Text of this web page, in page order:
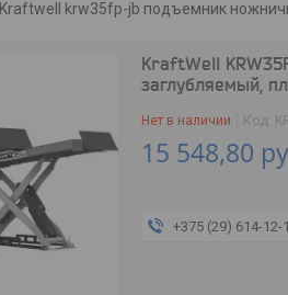
Kraftwell krw35fp-jb подъемник
KraftWell
заглубляемый,
Нет в наличии Код:
15 548,80
+375 (29) 614-12-